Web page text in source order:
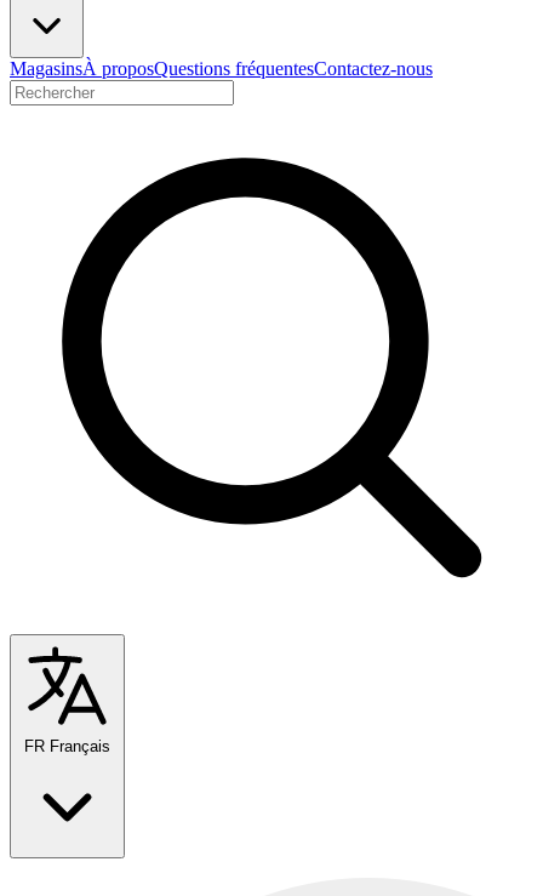
MagasinsÀ proposQuestions fréquentesContactez-nous
FR Français